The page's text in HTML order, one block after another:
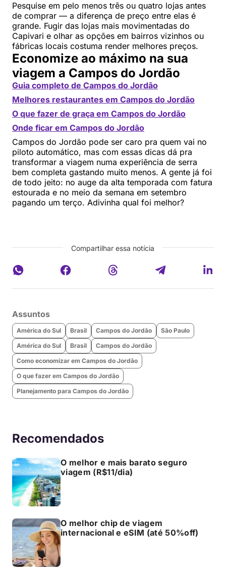
Pesquise em pelo menos três ou quatro lojas antes
de comprar — a diferença de preço entre elas é
grande. Fugir das lojas mais movimentadas do
Capivari e olhar as opções em bairros vizinhos ou
fábricas locais costuma render melhores preços.
Economize ao máximo na sua
viagem a Campos do Jordão
Guia completo de Campos do Jordão
Melhores restaurantes em Campos do Jordão
O que fazer de graça em Campos do Jordão
Onde ficar em Campos do Jordão
Campos do Jordão pode ser caro pra quem vai no
piloto automático, mas com essas dicas dá pra
transformar a viagem numa experiência de serra
bem completa gastando muito menos. A gente já foi
de todo jeito: no auge da alta temporada com fatura
estourada e no meio da semana em setembro
pagando um terço. Adivinha qual foi melhor?
Compartilhar essa notícia
Assuntos
América do Sul Brasil Campos do Jordão
São Paulo
América do Sul
Brasil
Campos do Jordão
Como economizar em Campos do Jordão
O que fazer em Campos do Jordão
Planejamento para Campos do Jordão
Recomendados
O melhor e mais barato seguro
viagem (R$11/dia)
O melhor chip de viagem
internacional e eSIM (até 50%off)